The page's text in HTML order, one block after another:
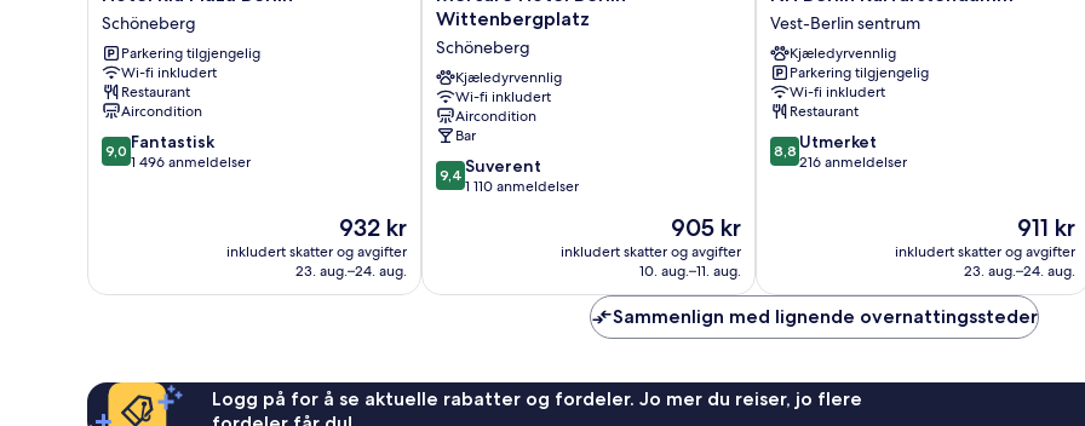
Riu
Plaza
Berlin
Schöneberg
Schöneberg
Parkering tilgjengelig
Wi-fi inkludert
Restaurant
Aircondition
9.0
av
9,0 Fantastisk
1 496 anmeldelser
Prisen
er
932 kr
932 kr
inkludert skatter og avgifter
23. aug.–24. aug.
Hotel
Wittenbergplatz
Schöneberg
Wittenbergplatz
Schöneberg
Kjæledyrvennlig
Wi-fi inkludert
Aircondition
Bar
9.4
av
9,4 Suverent
1 110 anmeldelser
Prisen
er
905 kr
905 kr
inkludert skatter og avgifter
10. aug.–11. aug.
Berlin
Kurfürstendamm
Vest-
Berlin
sentrum
Vest-Berlin sentrum
Kjæledyrvennlig
Parkering tilgjengelig
Wi-fi inkludert
Restaurant
8.8
av
8,8 Utmerket
216 anmeldelser
Prisen
er
911 kr
911 kr
inkludert skatter og avgifter
23. aug.–24. aug.
Sammenlign med lignende overnattingssteder
Logg på for å se aktuelle rabatter og fordeler. Jo mer du reiser, jo flere